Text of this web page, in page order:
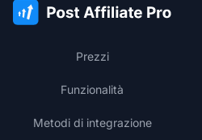
Prezzi
Funzionalità
Metodi di integrazione